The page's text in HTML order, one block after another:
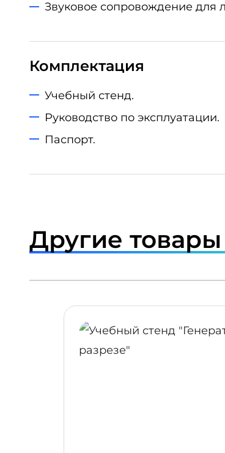
Звуковое сопровождение для
Комплектация
Учебный стенд.
Руководство по эксплуатации.
Паспорт.
Другие
ПОДРОБНЕЕ